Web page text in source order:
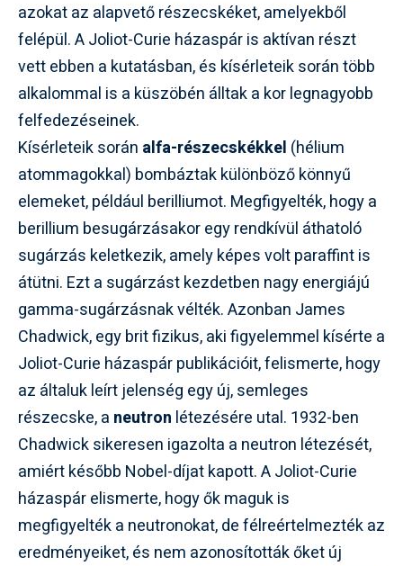
azokat az alapvető részecskéket, amelyekből
felépül. A Joliot-Curie házaspár is aktívan részt
vett ebben a kutatásban, és kísérleteik során több
alkalommal is a küszöbén álltak a kor legnagyobb
felfedezéseinek.
Kísérleteik során alfa-részecskékkel (hélium
atommagokkal) bombáztak különböző könnyű
elemeket, például berilliumot. Megfigyelték, hogy a
berillium besugárzásakor egy rendkívül áthatoló
sugárzás keletkezik, amely képes volt paraffint is
átütni. Ezt a sugárzást kezdetben nagy energiájú
gamma-sugárzásnak vélték. Azonban James
Chadwick, egy brit fizikus, aki figyelemmel kísérte a
Joliot-Curie házaspár publikációit, felismerte, hogy
az általuk leírt jelenség egy új, semleges
részecske, a neutron létezésére utal. 1932-ben
Chadwick sikeresen igazolta a neutron létezését,
amiért később Nobel-díjat kapott. A Joliot-Curie
házaspár elismerte, hogy ők maguk is
megfigyelték a neutronokat, de félreértelmezték az
eredményeiket, és nem azonosították őket új